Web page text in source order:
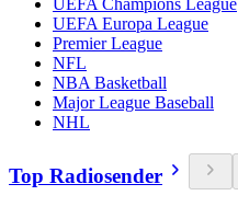
UEFA Champions League
UEFA Europa League
Premier League
NFL
NBA Basketball
Major League Baseball
NHL
Top Radiosender